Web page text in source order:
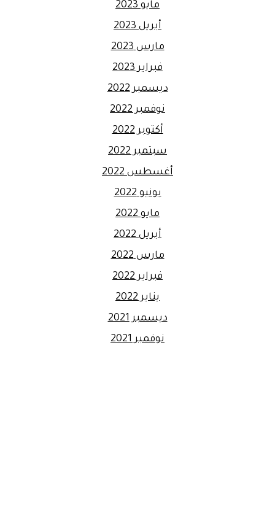
مايو 2023
أبريل 2023
مارس 2023
فبراير 2023
ديسمبر 2022
نوفمبر 2022
أكتوبر 2022
سبتمبر 2022
أغسطس 2022
يونيو 2022
مايو 2022
أبريل 2022
مارس 2022
فبراير 2022
يناير 2022
ديسمبر 2021
نوفمبر 2021